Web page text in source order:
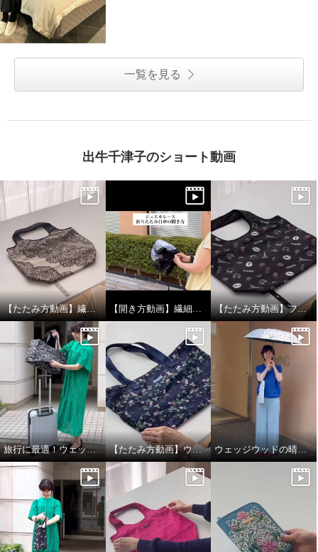
一覧を見る
出牛千津子のショート動画
【たたみ方動画】繊細なレースデザインの保冷バッグ 【たたみ方動画】フォション 底板付ポケッタブルマイバッグ
旅行に最適！ウェッジウッド ポケッタブルトートバッグL 【たたみ方動画】ウェッジウッド ポケッタブルトートバッグL ウェッジウッドの晴雨兼用折りたたみ日傘